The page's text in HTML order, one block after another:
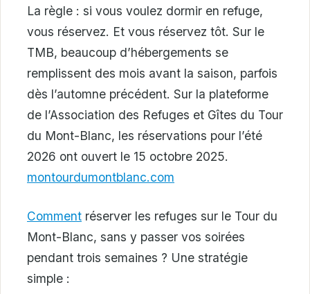
La règle : si vous voulez dormir en refuge,
vous réservez. Et vous réservez tôt. Sur le
TMB, beaucoup d’hébergements se
remplissent des mois avant la saison, parfois
dès l’automne précédent. Sur la plateforme
de l’Association des Refuges et Gîtes du Tour
du Mont-Blanc, les réservations pour l’été
2026 ont ouvert le 15 octobre 2025.
montourdumontblanc.com
Comment réserver les refuges sur le Tour du
Mont-Blanc, sans y passer vos soirées
pendant trois semaines ? Une stratégie
simple :